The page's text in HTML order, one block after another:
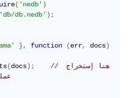
('nedb')
'db/db.nedb');
}, function (err, docs)
(docs);
// هنا إستخراج